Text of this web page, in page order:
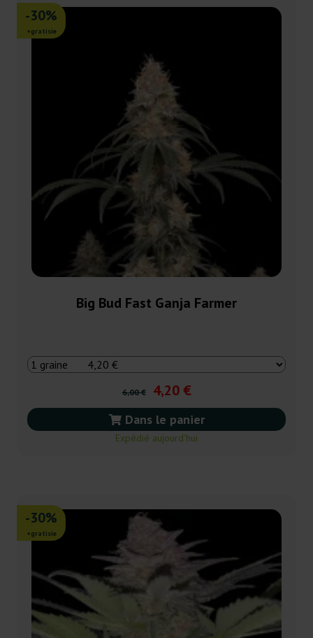
-30%
+gratisie
Big Bud Fast Ganja Farmer
6,00 € 4,20 €
Dans le panier
Expédié aujourd’hui
-30%
+gratisie